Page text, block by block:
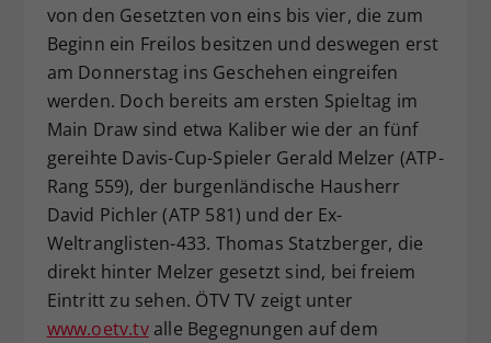
von den Gesetzten von eins bis vier, die zum
Beginn ein Freilos besitzen und deswegen erst
am Donnerstag ins Geschehen eingreifen
werden. Doch bereits am ersten Spieltag im
Main Draw sind etwa Kaliber wie der an fünf
gereihte Davis-Cup-Spieler Gerald Melzer (ATP-
Rang 559), der burgenländische Hausherr
David Pichler (ATP 581) und der Ex-
Weltranglisten-433. Thomas Statzberger, die
direkt hinter Melzer gesetzt sind, bei freiem
Eintritt zu sehen. ÖTV TV zeigt unter
www.oetv.tvalle Begegnungen auf dem